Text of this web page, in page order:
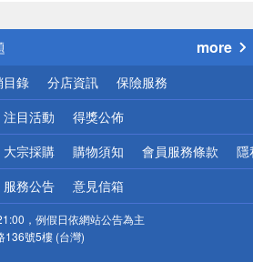
配送
！請小心！
more
目錄 分店資訊 保險服務
注目活動 得獎公佈
大宗採購 購物須知 會員服務條款 隱
服務公告 意見信箱
，例假日依網站公告為主
136號5樓 (台灣)